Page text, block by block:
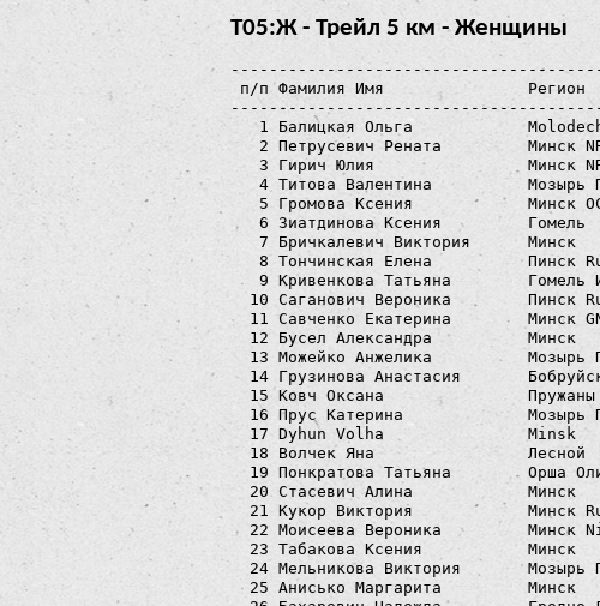
Т05:Ж - Трейл 5 км - Женщины
п/п Фамилия Имя               Регион
1 Балицкая Ольга
2 Петрусевич Рената         Минск
3 Гирич Юлия                Минск
4 Титова Валентина
5 Громова Ксения            Минск
6 Зиатдинова Ксения
7 Бричкалевич Виктория      Минск
8 Тончинская Елена          Пинск
9 Кривенкова Татьяна
10 Саганович Вероника        Пинск
11 Савченко Екатерина        Минск
12 Бусел Александра          Минск
13 Можейко Анжелика
14 Грузинова Анастасия
15 Ковч Оксана
16 Прус Катерина
17 Dyhun Volha               Minsk
18 Волчек Яна
19 Понкратова Татьяна        Орша
20 Стасевич Алина            Минск
21 Кукор Виктория            Минск
22 Моисеева Вероника         Минск
23 Табакова Ксения           Минск
24 Мельникова Виктория
25 Анисько Маргарита         Минск